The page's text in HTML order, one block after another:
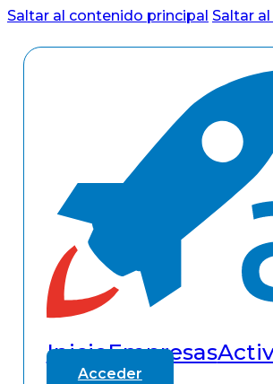
Saltar al contenido principal Saltar
InicioEmpresas
Acceder